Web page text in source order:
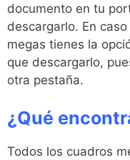
documento en tu
descargarlo. En
megas tienes la
que descargarlo,
otra pestaña.
¿Qué
Todos los cuadros